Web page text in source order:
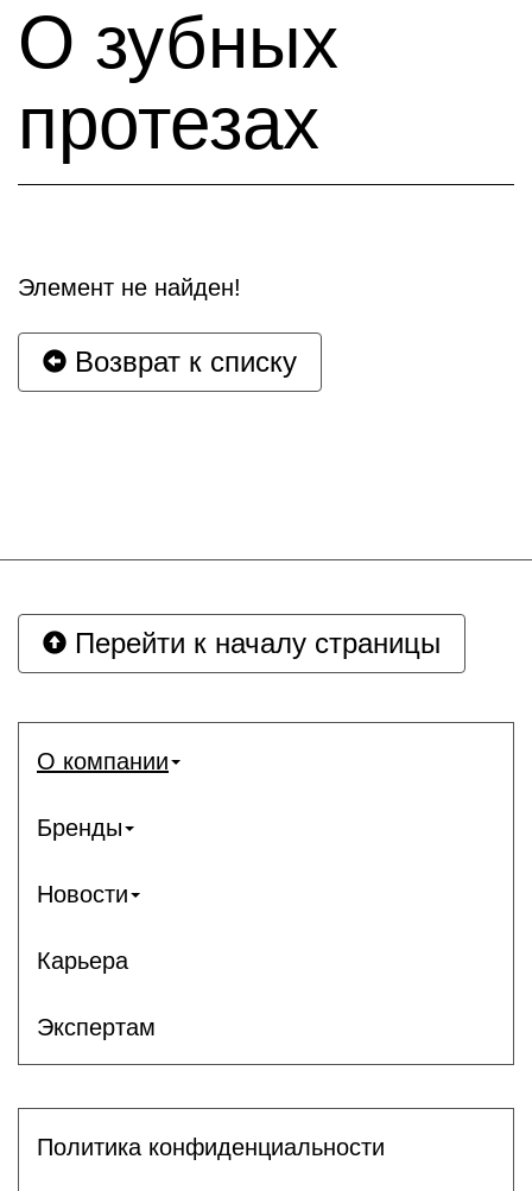
О зубных
протезах
Элемент не найден!
Возврат к списку
Перейти к началу страницы
О компании
Бренды
Новости
Карьера
Экспертам
Политика конфиденциальности